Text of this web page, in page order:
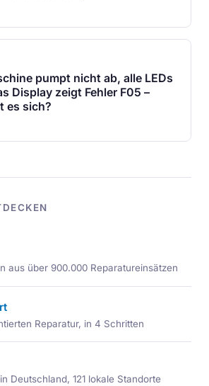
pumpt nicht ab, alle LEDs
Display zeigt Fehler F05 –
es sich?
aus über 900.000 Reparatureinsätzen
Reparatur, in 4 Schritten
Deutschland, 121 lokale Standorte